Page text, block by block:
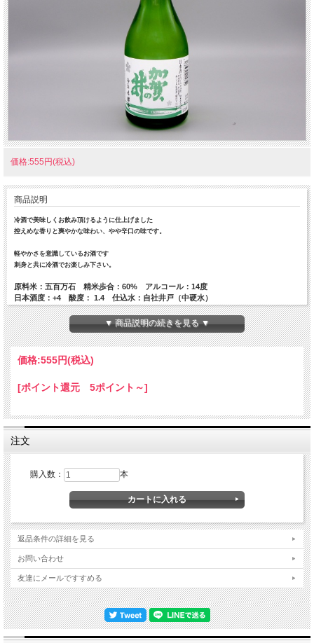
価格:555円(税込)
商品説明
冷酒で美味しくお飲み頂けるように仕上げました
控えめな香りと爽やかな味わい、やや辛口の味です。
軽やかさを意識しているお酒です
刺身と共に冷酒でお楽しみ下さい。
原料米：五百万石 精米歩合：60% アルコール：14度
日本酒度：+4 酸度： 1.4 仕込水：自社井戸（中硬水）
箱サイズ６０で２本。箱サイズ８０で８本。箱サイズ１００で１２本。箱サイズ１
２０で２４本まで。
発送先別に送料が異なります。詳しくはページ下の「送料」でご確認ください
ご注文確認メールで確定料金をお知らせします
▼ 商品説明の続きを見る ▼
価格:555円(税込)
[ポイント還元 5ポイント～]
注文
購入数： 本
返品条件の詳細を見る
お問い合わせ
友達にメールですすめる